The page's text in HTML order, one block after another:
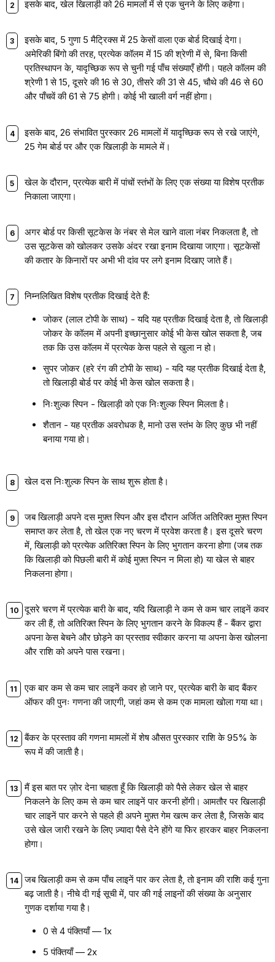
इसके बाद, खेल खिलाड़ी को 26 मामलों में से एक चुनने के लिए कहेगा।
इसके बाद, 5 गुणा 5 मैट्रिक्स में 25 केसों वाला एक बोर्ड दिखाई देगा।
अमेरिकी बिंगो की तरह, प्रत्येक कॉलम में 15 की श्रेणी में से, बिना किसी
प्रतिस्थापन के, यादृच्छिक रूप से चुनी गई पाँच संख्याएँ होंगी। पहले कॉलम की
श्रेणी 1 से 15, दूसरे की 16 से 30, तीसरे की 31 से 45, चौथे की 46 से 60
और पाँचवें की 61 से 75 होगी। कोई भी खाली वर्ग नहीं होगा।
इसके बाद, 26 संभावित पुरस्कार 26 मामलों में यादृच्छिक रूप से रखे जाएंगे,
25 गेम बोर्ड पर और एक खिलाड़ी के मामले में।
खेल के दौरान, प्रत्येक बारी में पांचों स्तंभों के लिए एक संख्या या विशेष प्रतीक
निकाला जाएगा।
अगर बोर्ड पर किसी सूटकेस के नंबर से मेल खाने वाला नंबर निकलता है, तो
उस सूटकेस को खोलकर उसके अंदर रखा इनाम दिखाया जाएगा। सूटकेसों
की कतार के किनारों पर अभी भी दांव पर लगे इनाम दिखाए जाते हैं।
निम्नलिखित विशेष प्रतीक दिखाई देते हैं:
जोकर (लाल टोपी के साथ) - यदि यह प्रतीक दिखाई देता है, तो खिलाड़ी
जोकर के कॉलम में अपनी इच्छानुसार कोई भी केस खोल सकता है, जब
तक कि उस कॉलम में प्रत्येक केस पहले से खुला न हो।
सुपर जोकर (हरे रंग की टोपी के साथ) - यदि यह प्रतीक दिखाई देता है,
तो खिलाड़ी बोर्ड पर कोई भी केस खोल सकता है।
निःशुल्क स्पिन - खिलाड़ी को एक निःशुल्क स्पिन मिलता है।
शैतान - यह प्रतीक अवरोधक है, मानो उस स्तंभ के लिए कुछ भी नहीं
बनाया गया हो।
खेल दस निःशुल्क स्पिन के साथ शुरू होता है।
जब खिलाड़ी अपने दस मुफ़्त स्पिन और इस दौरान अर्जित अतिरिक्त मुफ़्त स्पिन
समाप्त कर लेता है, तो खेल एक नए चरण में प्रवेश करता है। इस दूसरे चरण
में, खिलाड़ी को प्रत्येक अतिरिक्त स्पिन के लिए भुगतान करना होगा (जब तक
कि खिलाड़ी को पिछली बारी में कोई मुफ़्त स्पिन न मिला हो) या खेल से बाहर
निकलना होगा।
दूसरे चरण में प्रत्येक बारी के बाद, यदि खिलाड़ी ने कम से कम चार लाइनें कवर
कर ली हैं, तो अतिरिक्त स्पिन के लिए भुगतान करने के विकल्प हैं - बैंकर द्वारा
अपना केस बेचने और छोड़ने का प्रस्ताव स्वीकार करना या अपना केस खोलना
और राशि को अपने पास रखना।
एक बार कम से कम चार लाइनें कवर हो जाने पर, प्रत्येक बारी के बाद बैंकर
ऑफर की पुनः गणना की जाएगी, जहां कम से कम एक मामला खोला गया था।
बैंकर के प्रस्ताव की गणना मामलों में शेष औसत पुरस्कार राशि के 95% के
रूप में की जाती है।
मैं इस बात पर ज़ोर देना चाहता हूँ कि खिलाड़ी को पैसे लेकर खेल से बाहर
निकलने के लिए कम से कम चार लाइनें पार करनी होंगी। आमतौर पर खिलाड़ी
चार लाइनें पार करने से पहले ही अपने मुफ़्त गेम खत्म कर लेता है, जिसके बाद
उसे खेल जारी रखने के लिए ज़्यादा पैसे देने होंगे या फिर हारकर बाहर निकलना
होगा।
जब खिलाड़ी कम से कम पाँच लाइनें पार कर लेता है, तो इनाम की राशि कई गुना
बढ़ जाती है। नीचे दी गई सूची में, पार की गई लाइनों की संख्या के अनुसार
गुणक दर्शाया गया है।
0 से 4 पंक्तियाँ — 1x
5 पंक्तियाँ — 2x